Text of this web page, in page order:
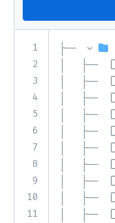
1
2
3
4
5
6
7
8
9
10
11
├──
│   ├──
│   ├──
│   ├──
│   ├──
│   ├──
│   ├──
│   ├──
│   ├──
│   ├──
│   ├──